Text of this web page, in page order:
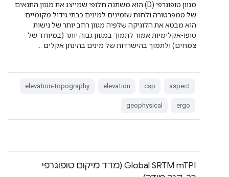
מגוון טופוגרפי (D) הוא משתנה חלופי שמייצג את מגוון התנאים
של טמפרטורה ולחות שזמינים למינים כבתי גידול מקומיים.
הוא מבטא את הלוגיקה שלפיה מגוון רחב יותר של נישות
טופו-אקלימיות אמור לתמוך במגוון גבוה יותר (במיוחד של
צמחים) ולתמוך בהישרדות של מינים בהינתן אקלים …
aspect
csp
elevation
elevation-topography
ergo
geophysical
Global SRTM mTPI (מדד מיקום טופוגרפי